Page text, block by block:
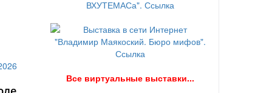
Все виртуальные выставки...